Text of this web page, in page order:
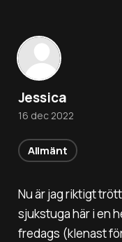
Nu är jag riktigt
sjukstuga här i en
fredags (klenast
Jessica
16 dec 2022
Allmänt